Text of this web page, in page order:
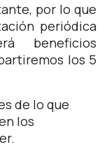
por lo que
periódica
beneficios
los 5
de lo que
los